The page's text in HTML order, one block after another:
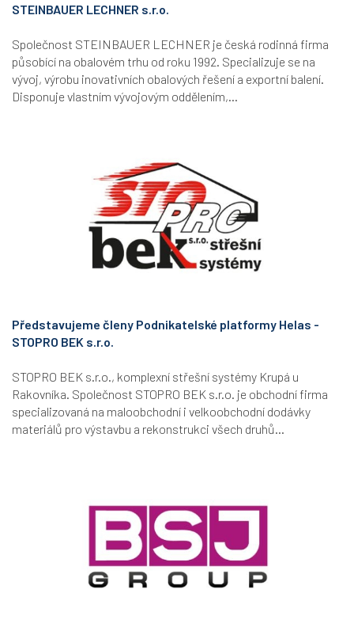
STEINBAUER LECHNER s.r.o.
Společnost STEINBAUER LECHNER je česká rodinná firma
působící na obalovém trhu od roku 1992. Specializuje se na
vývoj, výrobu inovativních obalových řešení a exportní balení.
Disponuje vlastním vývojovým oddělením,...
Představujeme členy Podnikatelské platformy Helas -
STOPRO BEK s.r.o.
STOPRO BEK s.r.o., komplexní střešní systémy Krupá u
Rakovníka. Společnost STOPRO BEK s.r.o. je obchodní firma
specializovaná na maloobchodní i velkoobchodní dodávky
materiálů pro výstavbu a rekonstrukci všech druhů...